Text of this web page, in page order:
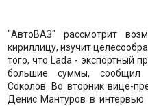
"АвтоВАЗ" рассмотрит
кириллицу, изучит
того, что Lada - экспортный
большие суммы, сообщил
Соколов. Во вторник вице-
Денис Мантуров в